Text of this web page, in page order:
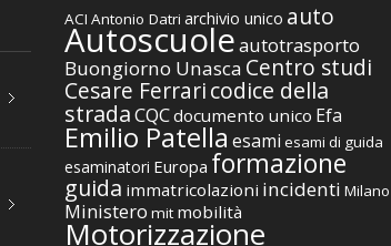
ACI Antonio Datri archivio unico auto
Autoscuoleautotrasporto
Buongiorno Unasca Centro studi
Cesare Ferraricodice della
stradaCQCdocumento unico Efa
Emilio Patella esami esami di guida
esaminatori Europa formazione
guida immatricolazioni incidenti Milano
Ministero mit mobilità
Motorizzazione